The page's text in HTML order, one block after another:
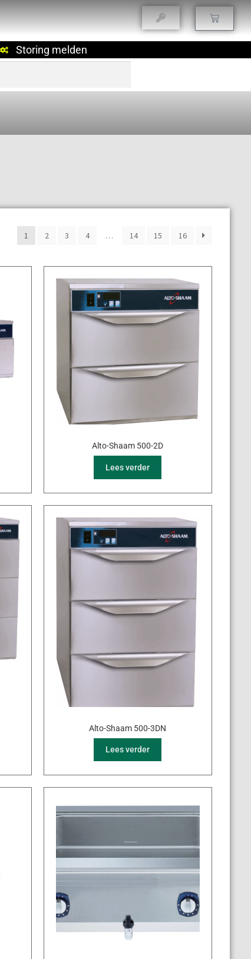
Storing melden
1 2 3 4 … 14 15 16
Alto-Shaam 500-2D
Lees verder
Alto-Shaam 500-3DN
Lees verder